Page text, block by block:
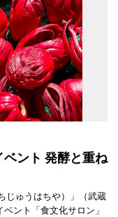
ント 発酵と重ね
じゅうはちや）」（武蔵
ント「食文化サロン」